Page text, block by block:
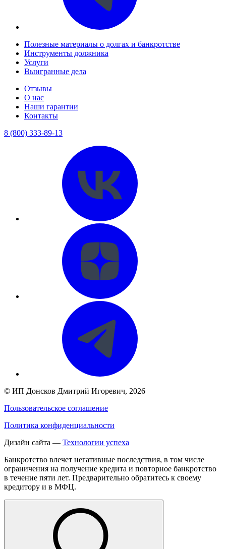
Полезные материалы о долгах и банкротстве
Инструменты должника
Услуги
Выигранные дела
Отзывы
О нас
Наши гарантии
Контакты
8 (800) 333-89-13
© ИП Донсков Дмитрий Игоревич, 2026
Пользовательское соглашение
Политика конфиденциальности
Дизайн сайта — Технологии успеха
Банкротство влечет негативные последствия, в том числе
ограничения на получение кредита и повторное банкротство
в течение пяти лет. Предварительно обратитесь к своему
кредитору и в МФЦ.